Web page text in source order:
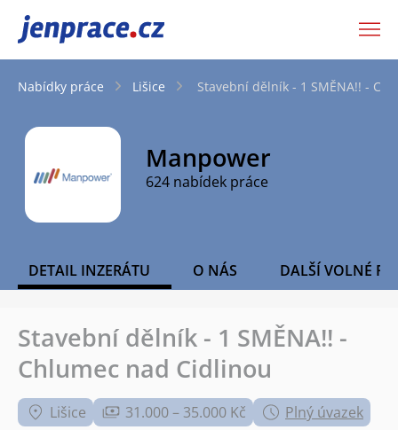
JenPráce.cz
Nabídky práce Lišice Stavební dělník - 1 SMĚNA!! -
Manpower
624 nabídek práce
DETAIL INZERÁTU O NÁS DALŠÍ VOLNÉ
Stavební dělník - 1 SMĚNA!! -
Chlumec nad Cidlinou
Lišice 31.000 – 35.000 Kč Plný úvazek